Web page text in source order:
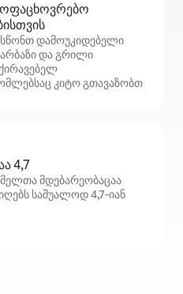
დამოუკიდებელი
და გრილი
კიტო გთავაზობთ
4,7
მდებარეობაცაა
საშუალოდ 4,7‑იან